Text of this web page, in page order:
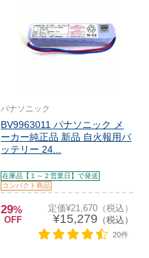
パナソニック
BV9963011 パナソニック メ
ーカー純正品 新品 自火報用バ
ッテリー 24...
在庫品【１～２営業日】で発送
コンパクト商品
29%
OFF
定価¥21,670（税込）
¥15,279 （税込）
20件